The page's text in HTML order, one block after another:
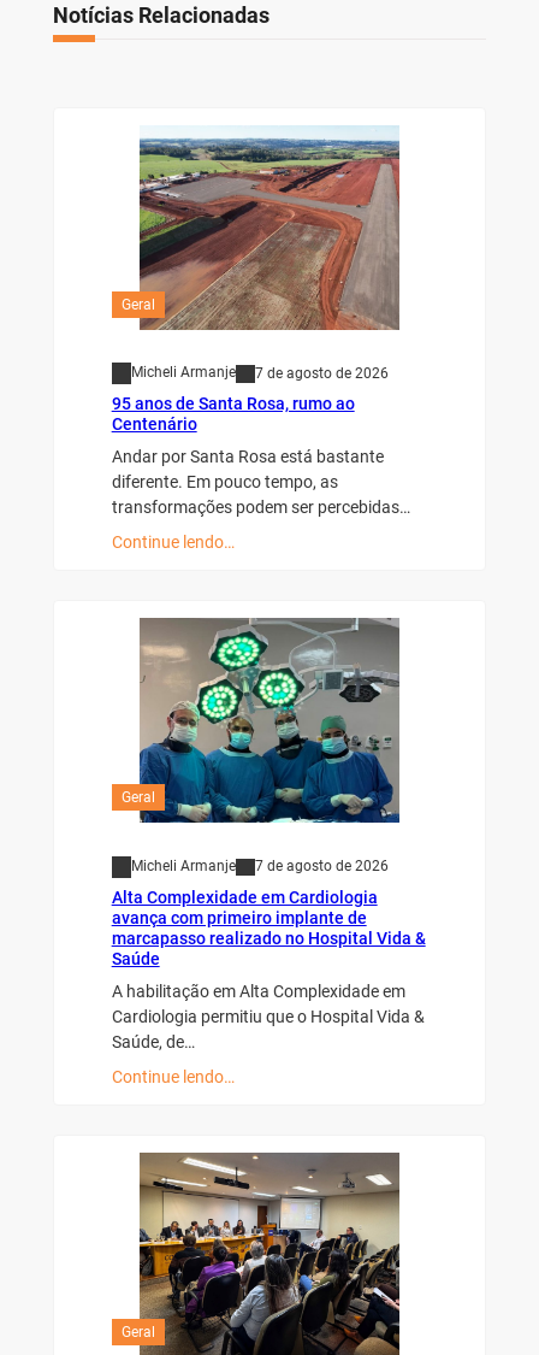
Notícias Relacionadas
Geral
Micheli Armanje 7 de agosto de 2026
95 anos de Santa Rosa, rumo ao
Centenário
Andar por Santa Rosa está bastante
diferente. Em pouco tempo, as
transformações podem ser percebidas…
Continue lendo…
Geral
Micheli Armanje 7 de agosto de 2026
Alta Complexidade em Cardiologia
avança com primeiro implante de
marcapasso realizado no Hospital Vida &
Saúde
A habilitação em Alta Complexidade em
Cardiologia permitiu que o Hospital Vida &
Saúde, de…
Continue lendo…
Geral